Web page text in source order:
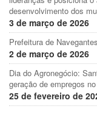
desenvolvimento dos
3 de março de 2026
Prefeitura de
2 de março de 2026
Dia do Agronegócio:
geração de empregos
25 de fevereiro de